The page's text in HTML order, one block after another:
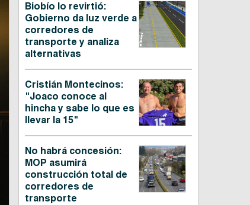
Biobío lo revirtió:
Gobierno da luz verde a
corredores de
transporte y analiza
alternativas
Cristián Montecinos:
"Joaco conoce al
hincha y sabe lo que es
llevar la 15"
No habrá concesión:
MOP asumirá
construcción total de
corredores de
transporte